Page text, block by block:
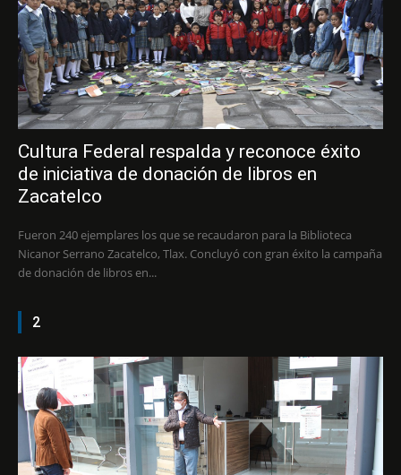
Cultura Federal respalda y reconoce éxito
de iniciativa de donación de libros en
Zacatelco
Fueron 240 ejemplares los que se recaudaron para la Biblioteca
Nicanor Serrano Zacatelco, Tlax. Concluyó con gran éxito la campaña
de donación de libros en...
2